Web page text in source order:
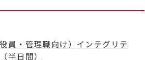
員・管理職向け）インテグリテ
半日間）